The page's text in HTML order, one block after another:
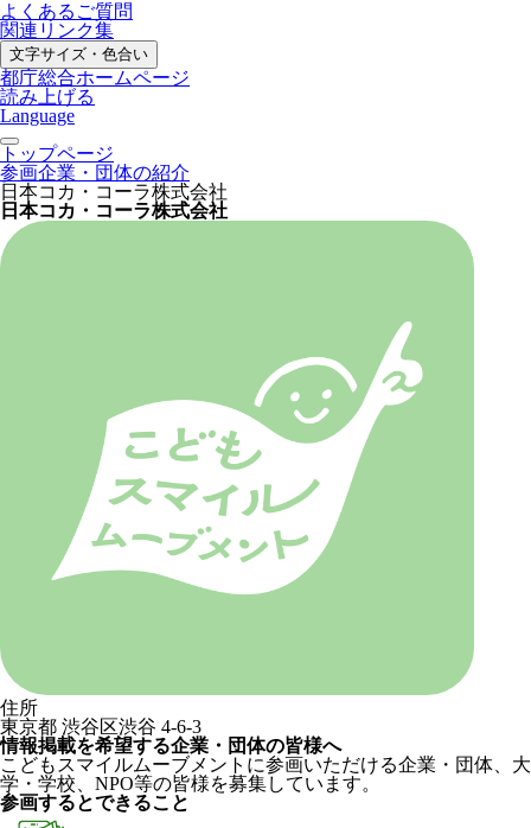
よくあるご質問
関連リンク集
文字サイズ・色合い
都庁総合ホームページ
読み上げる
Language
トップページ
参画企業・団体の紹介
日本コカ・コーラ株式会社
日本コカ・コーラ株式会社
住所
東京都 渋谷区渋谷 4-6-3
情報掲載を希望する企業・団体の皆様へ
こどもスマイルムーブメントに参画いただける企業・団体、大
学・学校、NPO等の皆様を募集しています。
参画するとできること